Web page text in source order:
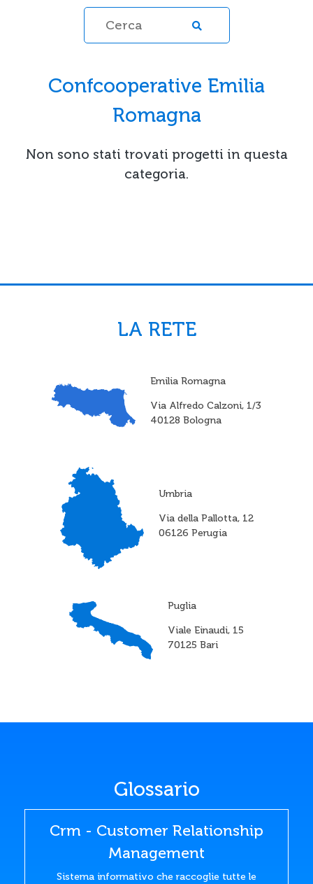
Confcooperative Emilia
Romagna
Non sono stati trovati progetti in questa
categoria.
LA RETE
Emilia Romagna
Via Alfredo Calzoni, 1/3
40128 Bologna
Umbria
Via della Pallotta, 12
06126 Perugia
Puglia
Viale Einaudi, 15
70125 Bari
Glossario
Crm - Customer Relationship
Management
Sistema informativo che raccoglie tutte le